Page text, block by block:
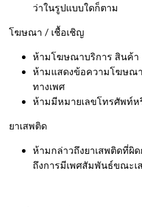
ว่าในรูปแบบใดก็ตาม
โฆษณา / เชื้อเชิญ
ห้ามโฆษณาบริการ สินค้า
ห้ามแสดงข้อความโฆษณ
ทางเพศ
ห้ามมีหมายเลขโทรศัพท์ห
ยาเสพติด
ห้ามกล่าวถึงยาเสพติดที่ผิ
ถึงการมีเพศสัมพันธ์ขณะเ